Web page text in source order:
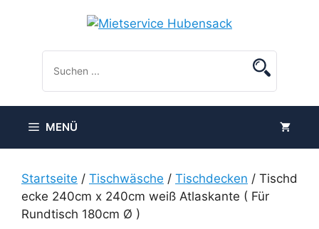
MENÜ
Startseite / Tischwäsche / Tischdecken / Tischd
ecke 240cm x 240cm weiß Atlaskante ( Für
Rundtisch 180cm Ø )